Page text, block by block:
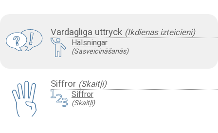
Vardagliga uttryck (Ikdienas izteicieni)
Hälsningar
(Sasveicināšanās)
Siffror (Skaitļi)
Siffror
(Skaitļi)